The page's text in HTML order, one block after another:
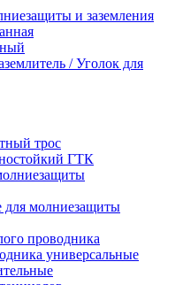
и заземления
/ Уголок для
трос
ГТК
молниезащиты
проводника
универсальные